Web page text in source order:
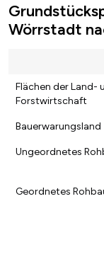
Wörrstadt
Flächen der Land-
Forstwirtschaft
Bauerwarungsland
Ungeordnetes
Geordnetes